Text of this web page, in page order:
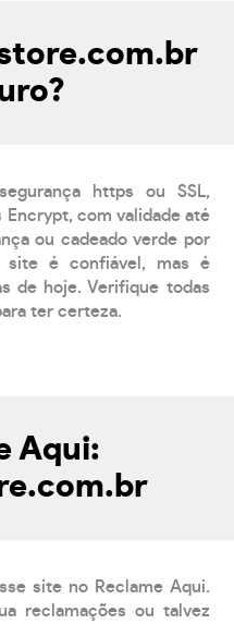
https ou SSL,
com validade até
ou cadeado verde por
é confiável, mas é
de hoje. Verifique todas
ter certeza.
Aqui:
site no Reclame Aqui.
reclamações ou talvez